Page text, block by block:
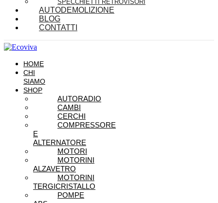
SPECCHIETTI RETROVISORI
AUTODEMOLIZIONE
BLOG
CONTATTI
HOME
CHI
SIAMO
SHOP
AUTORADIO
CAMBI
CERCHI
COMPRESSORE
E
ALTERNATORE
MOTORI
MOTORINI
ALZAVETRO
MOTORINI
TERGICRISTALLO
POMPE